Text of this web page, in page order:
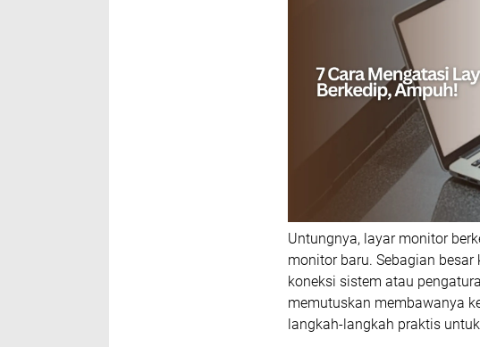
Untungnya, layar monitor
monitor baru. Sebagian
koneksi sistem atau
memutuskan membawanya
langkah-langkah praktis